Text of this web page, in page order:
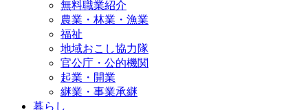
無料職業紹介
農業・林業・漁業
福祉
地域おこし協力隊
官公庁・公的機関
起業・開業
継業・事業承継
暮らし